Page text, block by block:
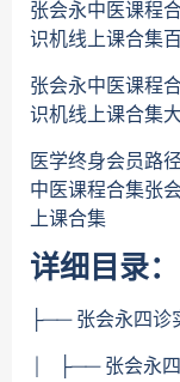
张会永中医课程
识机线上课合集
张会永中医课程
识机线上课合集
医学终身会员路
中医课程合集张
上课合集
详细目录：
├── 张会永四诊
│ ├── 张会永四